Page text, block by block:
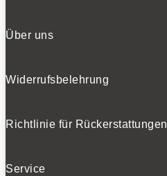
Über uns
Widerrufsbelehrung
Richtlinie für Rückerstattungen
Service